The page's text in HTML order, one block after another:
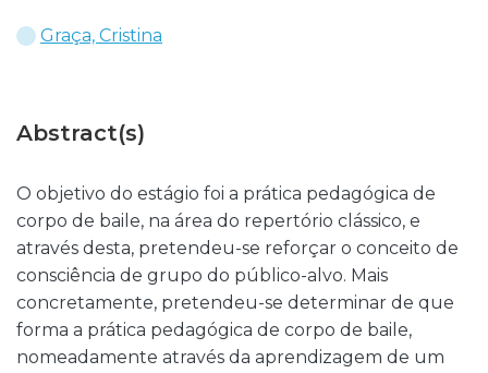
Graça, Cristina
Abstract(s)
O objetivo do estágio foi a prática pedagógica de
corpo de baile, na área do repertório clássico, e
através desta, pretendeu-se reforçar o conceito de
consciência de grupo do público-alvo. Mais
concretamente, pretendeu-se determinar de que
forma a prática pedagógica de corpo de baile,
nomeadamente através da aprendizagem de um